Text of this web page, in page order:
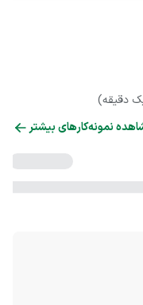
دقیقه)
نمونه‌کارهای بیشتر